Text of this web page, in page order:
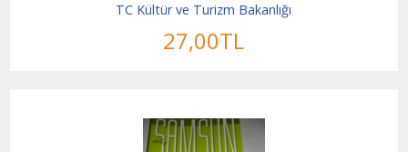
TC Kültür ve Turizm Bakanlığı
27,00TL